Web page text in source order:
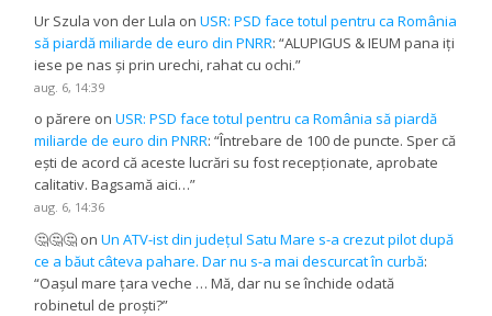
Ur Szula von der Lula onUSR: PSD face totul pentru ca România
să piardă miliarde de euro din PNRR: “ALUPIGUS & IEUM pana iți
iese pe nas și prin urechi, rahat cu ochi.”
aug. 6, 14:39
o părere onUSR: PSD face totul pentru ca România să piardă
miliarde de euro din PNRR: “Întrebare de 100 de puncte. Sper că
ești de acord că aceste lucrări su fost recepționate, aprobate
calitativ. Bagsamă aici…”
aug. 6, 14:36
🤔🤔🤔 onUn ATV-ist din județul Satu Mare s-a crezut pilot după
ce a băut câteva pahare. Dar nu s-a mai descurcat în curbă:
“Oașul mare țara veche … Mă, dar nu se închide odată
robinetul de proști?”